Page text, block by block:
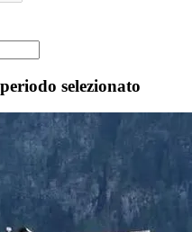
selezionato